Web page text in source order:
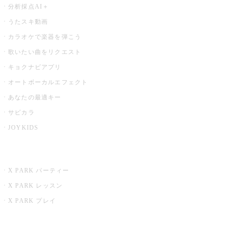
分析採点AI＋
うたスキ動画
カラオケで楽器を弾こう
歌いたい曲をリクエスト
キョクナビアプリ
オートボーカルエフェクト
あなたの最適キー
サビカラ
JOYKIDS
X PARK パーティー
X PARK レッスン
X PARK プレイ